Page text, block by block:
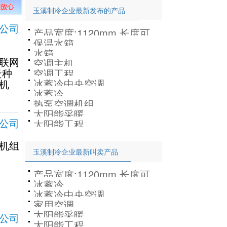
司
网
司
组
司
玉溪制冷企业最新发布的产品
产品宽度;1120mm,长度可
按照客户需求定做。
保温水箱
水箱
空调主机
空调工程
冰蓄冷中央空调
冰蓄冷
热泵空调机组
太阳能采暖
太阳能工程
玉溪制冷企业最新叫卖产品
产品宽度;1120mm,长度可
按照客户需求定做。
冰蓄冷
冰蓄冷中央空调
家用空调
太阳能采暖